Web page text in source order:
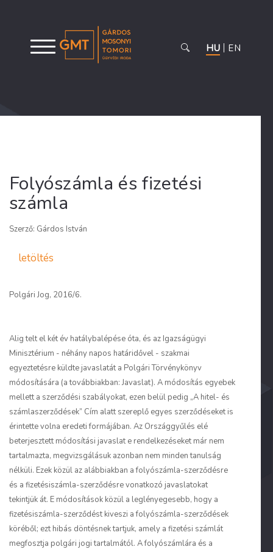
HU EN
Folyószámla és fizetési
számla
Szerző: Gárdos István
letöltés
Polgári Jog, 2016/6.
Alig telt el két év hatálybalépése óta, és az Igazságügyi
Minisztérium - néhány napos határidővel - szakmai
egyeztetésre küldte javaslatát a Polgári Törvénykönyv
módosítására (a továbbiakban: Javaslat). A módosítás egyebek
mellett a szerződési szabályokat, ezen belül pedig „A hitel- és
számlaszerződések” Cím alatt szereplő egyes szerződéseket is
érintette volna eredeti formájában. Az Országgyűlés elé
beterjesztett módosítási javaslat e rendelkezéseket már nem
tartalmazta, megvizsgálásuk azonban nem minden tanulság
nélküli. Ezek közül az alábbiakban a folyószámla-szerződésre
és a fizetésiszámla-szerződésre vonatkozó javaslatokat
tekintjük át. E módosítások közül a leglényegesebb, hogy a
fizetésiszámla-szerződést kiveszi a folyószámla-szerződések
köréből; ezt hibás döntésnek tartjuk, amely a fizetési számlát
megfosztja polgári jogi tartalmától. A folyószámlára és a